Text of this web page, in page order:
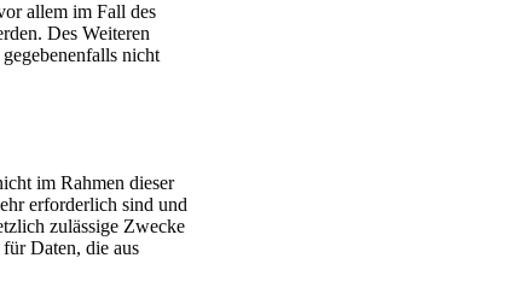
allem im Fall des
Des Weiteren
nicht
im Rahmen dieser
erforderlich sind und
zulässige Zwecke
Daten, die aus